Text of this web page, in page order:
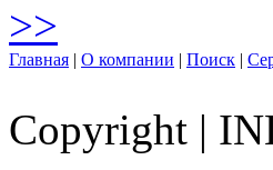
>>
Главная | О компании | Поиск |
Copyright |